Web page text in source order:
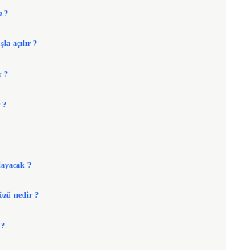
?
açılır ?
?
?
?
nedir ?